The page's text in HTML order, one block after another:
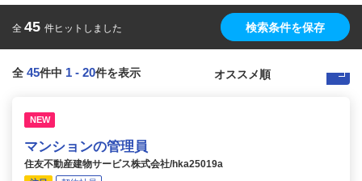
全 45 件ヒットしました 検索条件を保存
全 45件中 1 - 20件を表示
NEW
マンションの管理員
住友不動産建物サービス株式会社/hka25019a